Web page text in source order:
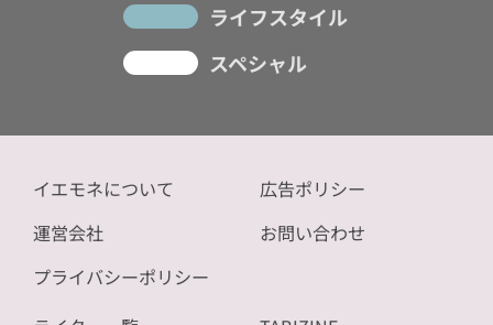
ライフスタイル
スペシャル
イエモネについて
運営会社
プライバシーポリシー
広告ポリシー
お問い合わせ